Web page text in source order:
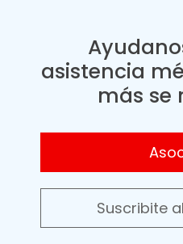
asistencia
más se
Suscribite